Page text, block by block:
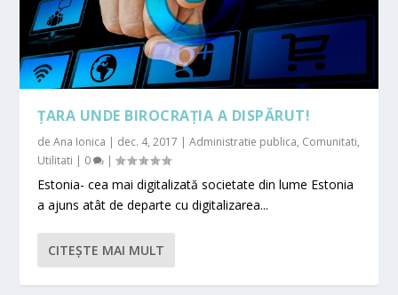
ȚARA UNDE BIROCRAȚIA A DISPĂRUT!
deAna Ionica | dec. 4, 2017 |Administratie publica, Comunitati,
Utilitati | 0 |
Estonia- cea mai digitalizată societate din lume Estonia
a ajuns atât de departe cu digitalizarea...
CITEŞTE MAI MULT